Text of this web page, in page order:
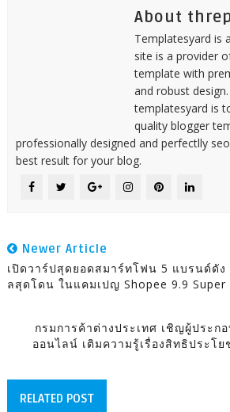
About
Templatesyard is
site is a provider
template with
and robust
templatesyard is
quality blogger
professionally designed and perfectlly
best result for your blog.
Newer Article
เปิดวาร์ปสุดยอดสมาร์ทโฟน 5 แบรนด์ดัง
ลสุดโดน ในแคมเปญ Shopee 9.9 Super
กรมการค้าต่างประเทศ เชิญผู้ประก
ออนไลน์ เติมความรู้เรื่องสิทธิประโย
RELATED POST